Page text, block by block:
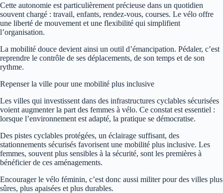
Cette autonomie est particulièrement précieuse dans un quotidien
souvent chargé : travail, enfants, rendez-vous, courses. Le vélo offre
une liberté de mouvement et une flexibilité qui simplifient
l’organisation.
La mobilité douce devient ainsi un outil d’émancipation. Pédaler, c’est
reprendre le contrôle de ses déplacements, de son temps et de son
rythme.
Repenser la ville pour une mobilité plus inclusive
Les villes qui investissent dans des infrastructures cyclables sécurisées
voient augmenter la part des femmes à vélo. Ce constat est essentiel :
lorsque l’environnement est adapté, la pratique se démocratise.
Des pistes cyclables protégées, un éclairage suffisant, des
stationnements sécurisés favorisent une mobilité plus inclusive. Les
femmes, souvent plus sensibles à la sécurité, sont les premières à
bénéficier de ces aménagements.
Encourager le vélo féminin, c’est donc aussi militer pour des villes plus
sûres, plus apaisées et plus durables.